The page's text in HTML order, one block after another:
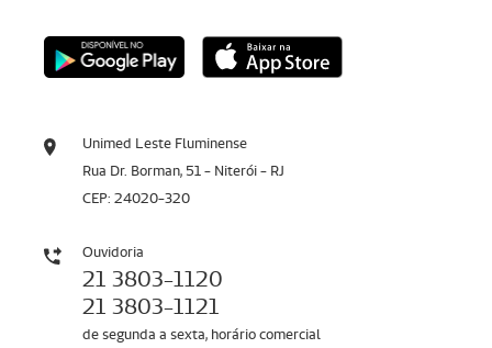
Unimed Leste Fluminense
Rua Dr. Borman, 51 - Niterói - RJ
CEP: 24020-320
Ouvidoria
21 3803-1120
21 3803-1121
de segunda a sexta, horário comercial